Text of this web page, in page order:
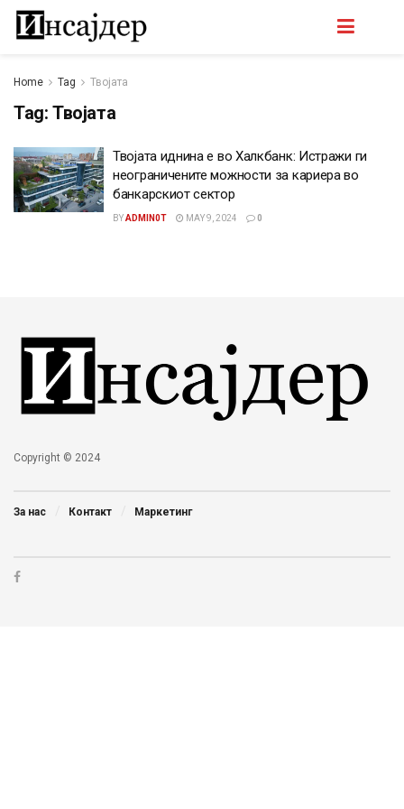
Home Tag Твојата
Tag: Твојата
Твојата иднина е во Халкбанк: Истражи ги
неограничените можности за кариера во
банкарскиот сектор
BYADMIN0T MAY 9, 2024 0
Copyright © 2024
За нас Контакт Маркетинг